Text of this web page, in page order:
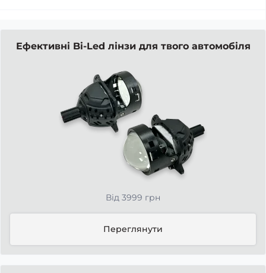
Ефективні Bi-Led лінзи для твого автомобіля
Від 3999 грн
Переглянути